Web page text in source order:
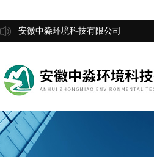
安徽中淼环境科技有限公司